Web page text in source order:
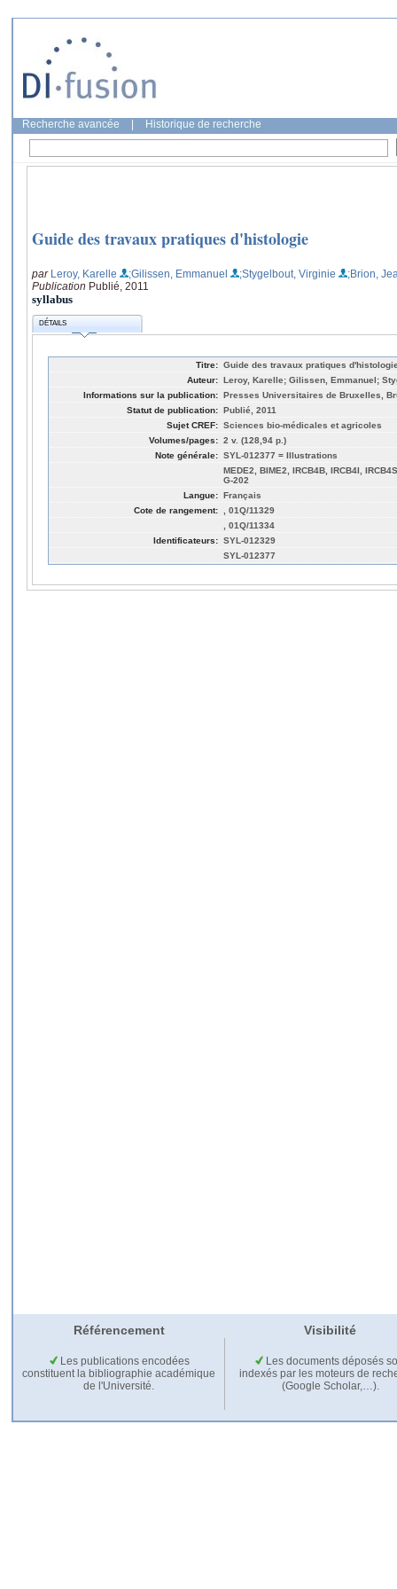
Recherche avancée Historique de recherche
Guide des travaux pratiques d'histologie
par Leroy, Karelle ;Gilissen, Emmanuel ;Stygelbout, Virginie
;Brion,
Publication Publié, 2011
syllabus
DÉTAILS
Titre: Guide des travaux pratiques
Auteur: Leroy, Karelle; Gilissen, Emmanuel;
Informations sur la publication: Presses Universitaires de Bruxelles,
Statut de publication: Publié, 2011
Sujet CREF: Sciences bio-médicales et agricoles
Volumes/pages: 2 v. (128,94 p.)
Note générale: SYL-012377 = Illustrations
MEDE2, BIME2, IRCB4B, IRCB4I,
G-202
Langue: Français
Cote de rangement:
, 01Q/11329
, 01Q/11334
Identificateurs: SYL-012329
SYL-012377
Référencement Visibilité
Les publications encodées
constituent la bibliographie académique
de l'Université.
Les documents déposés
indexés par les moteurs de
(Google Scholar,…).